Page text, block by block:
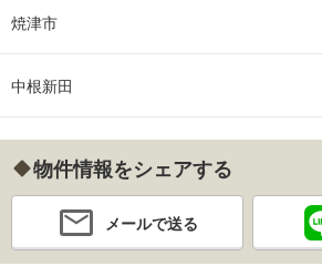
焼津市
中根新田
物件情報をシェアする
メールで送る